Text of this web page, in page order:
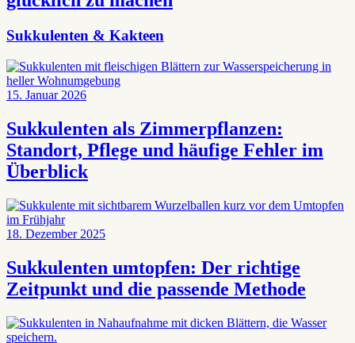
Sukkulenten & Kakteen
15. Januar 2026
Sukkulenten als Zimmerpflanzen:
Standort, Pflege und häufige Fehler im
Überblick
18. Dezember 2025
Sukkulenten umtopfen: Der richtige
Zeitpunkt und die passende Methode